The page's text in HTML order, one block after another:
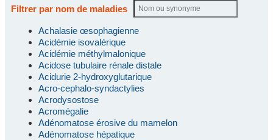
Filtrer par nom de maladies
Achalasie œsophagienne
Acidémie isovalérique
Acidémie méthylmalonique
Acidose tubulaire rénale distale
Acidurie 2-hydroxyglutarique
Acro-cephalo-syndactylies
Acrodysostose
Acromégalie
Adénomatose érosive du mamelon
Adénomatose hépatique